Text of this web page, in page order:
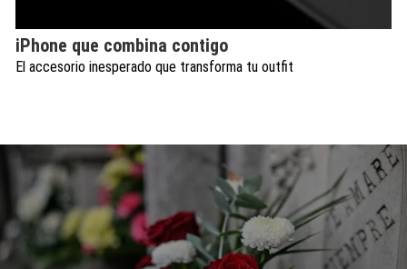
iPhone que combina contigo
El accesorio inesperado que transforma tu outfit